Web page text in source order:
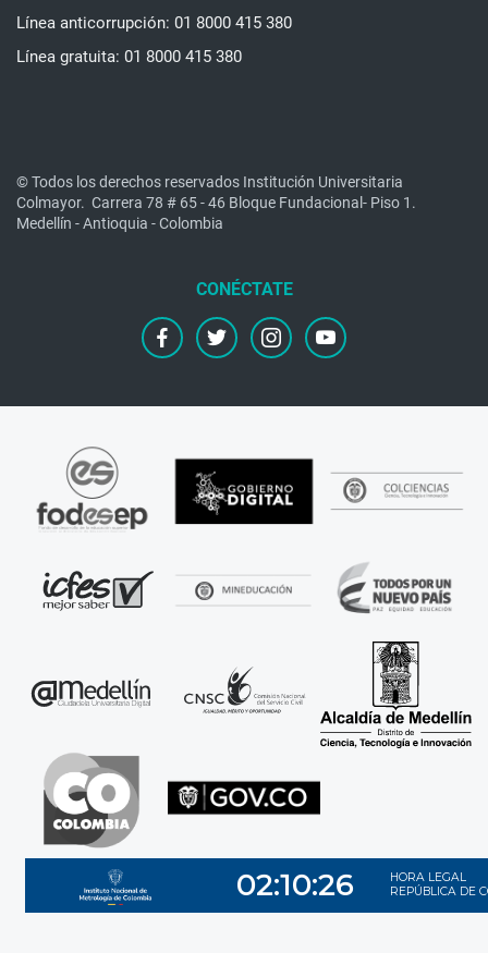
Línea anticorrupción: 01 8000 415 380
Línea gratuita: 01 8000 415 380
© Todos los derechos reservados Institución Universitaria
Colmayor. Carrera 78 # 65 - 46 Bloque Fundacional- Piso 1.
Medellín - Antioquia - Colombia